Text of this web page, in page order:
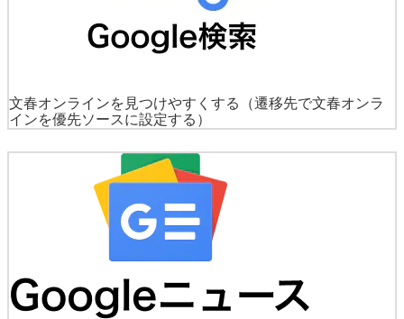
文春オンラインを見つけやすくする
（遷移先で文春オンラ
インを優先ソースに設定する）